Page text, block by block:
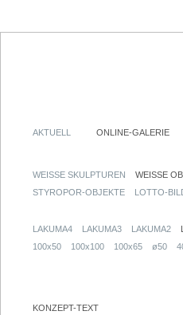
AKTUELL ONLINE-GALERIE
WEISSE SKULPTUREN WEISSE
STYROPOR-OBJEKTE
LOTTO-
LAKUMA4 LAKUMA3 LAKUMA2
100x50
100x100 100x65 ø50
KONZEPT-TEXT